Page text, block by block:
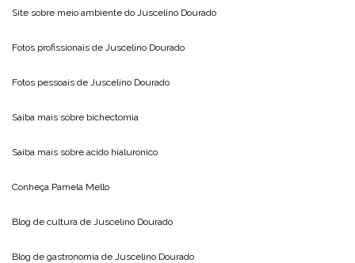
Site sobre meio ambiente do Juscelino Dourado
Fotos profissionais de Juscelino Dourado
Fotos pessoais de Juscelino Dourado
Saiba mais sobre bichectomia
Saiba mais sobre acido hialuronico
Conheça Pamela Mello
Blog de cultura de Juscelino Dourado
Blog de gastronomia de Juscelino Dourado